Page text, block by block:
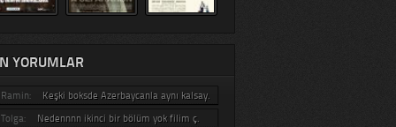
YORUMLAR
Ramin:
Keşki boksde Azerbaycanla aynı kalsay.
Tolga:
Nedennnn ikinci bir bölüm yok filim ç.